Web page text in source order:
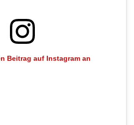
Beitrag auf Instagram an